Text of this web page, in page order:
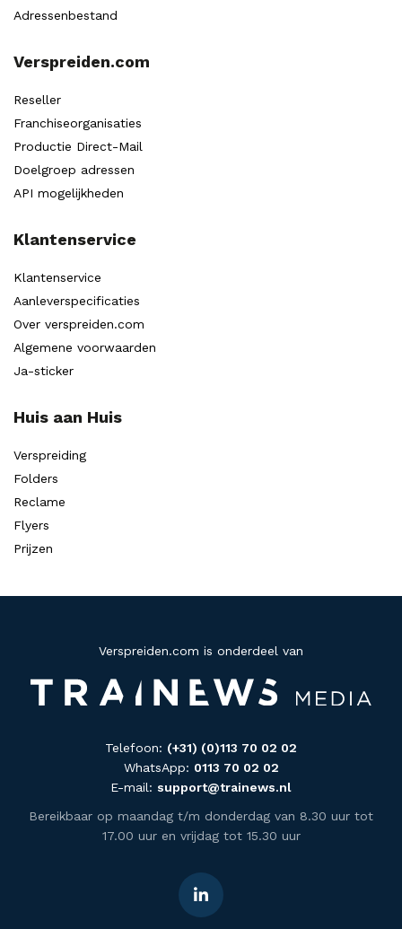
Adressenbestand
Verspreiden.com
Reseller
Franchiseorganisaties
Productie Direct-Mail
Doelgroep adressen
API mogelijkheden
Klantenservice
Klantenservice
Aanleverspecificaties
Over verspreiden.com
Algemene voorwaarden
Ja-sticker
Huis aan Huis
Verspreiding
Folders
Reclame
Flyers
Prijzen
Verspreiden.com is onderdeel van
Telefoon: (+31) (0)113 70 02 02
WhatsApp: 0113 70 02 02
E-mail: support@trainews.nl
Bereikbaar op maandag t/m donderdag van 8.30 uur tot
17.00 uur en vrijdag tot 15.30 uur